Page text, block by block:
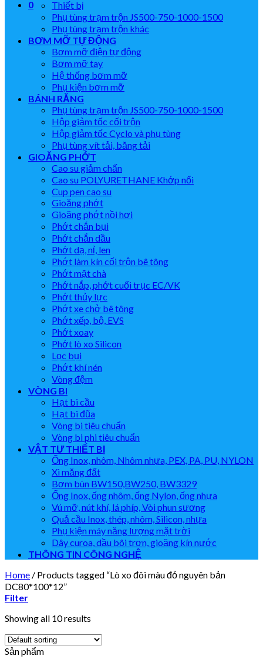
0
Thiết bị
Phụ tùng trạm trộn JS500-750-1000-1500
Phụ tùng trạm trộn khác
BƠM MỠ TỰ ĐỘNG
Bơm mỡ điện tự động
Bơm mỡ tay
Hệ thống bơm mỡ
Phụ kiện bơm mỡ
BÁNH RĂNG
Phụ tùng trạm trộn JS500-750-1000-1500
Hộp giảm tốc cối trộn
Hộp giảm tốc Cyclo và phụ tùng
Phụ tùng vít tải, băng tải
GIOĂNG PHỚT
Cao su giảm chấn
Cao su POLYURETHANE Khớp nối
Cup pen cao su
Gioăng phớt
Gioăng phớt nồi hơi
Phớt chắn bụi
Phớt chắn dầu
Phớt dạ, nỉ, len
Phớt làm kín cối trộn bê tông
Phớt mặt chà
Phớt nắp, phớt cuối trục EC/VK
Phớt thủy lực
Phớt xe chở bê tông
Phớt xếp, bộ, EVS
Phớt xoay
Phớt lò xo Silicon
Lọc bụi
Phớt khí nén
Vòng đệm
VÒNG BI
Hạt bi cầu
Hạt bi đũa
Vòng bi tiêu chuẩn
Vòng bi phi tiêu chuẩn
VẬT TƯ THIẾT BỊ
Ống Inox, nhôm, Nhôm nhựa, PEX, PA, PU, NYLON
Xi măng đất
Bơm bùn BW150,BW250, BW3329
Ống Inox, ống nhôm, ống Nylon, ống nhựa
Vú mỡ, nút khí, lá phíp, Vòi phun sương
Quả cầu Inox, thép, nhôm, Silicon, nhựa
Phụ kiện máy năng lượng mặt trời
Dây curoa, dầu bôi trơn, gioăng kín nước
THÔNG TIN CÔNG NGHỆ
Home / Products tagged “Lò xo đôi màu đỏ nguyên bản
DC80*100*12”
Filter
Showing all 10 results
Sản phẩm